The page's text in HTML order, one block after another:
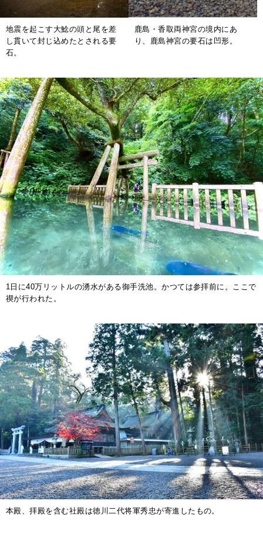
地震を起こす大鯰の頭と尾を差
し貫いて封じ込めたとされる要
石。
鹿島・香取両神宮の境内にあ
り、鹿島神宮の要石は凹形。
1日に40万リットルの湧水がある御手洗池。かつては参拝前に。ここで
禊が行われた。
本殿、拝殿を含む社殿は徳川二代将軍秀忠が寄進したもの。